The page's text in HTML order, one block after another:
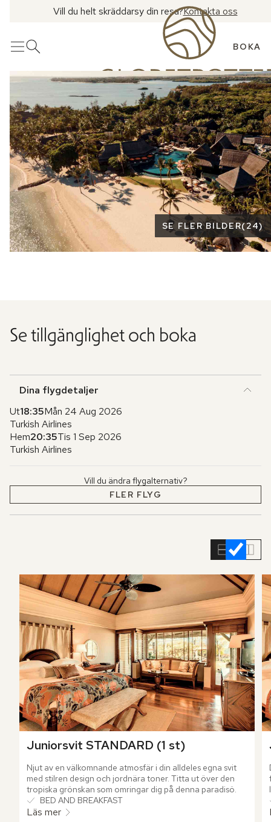
Vill du helt skräddarsy din resa?Kontakta oss
MenyÖppna sök BOKA
Se fler bilder
SE FLER BILDER(24)
Se tillgänglighet och boka
Dina flygdetaljer
Ut18:35Mån 24 Aug 2026
Turkish Airlines
Hem20:35Tis 1 Sep 2026
Turkish Airlines
Vill du ändra flygalternativ?
FLER FLYG
Juniorsvit STANDARD (1 st)
Njut av en välkomnande atmosfär i din alldeles egna svit
med stilren design och jordnära toner. Titta ut över den
tropiska grönskan som omringar dig på denna paradisö.
BED AND BREAKFAST
Läs mer